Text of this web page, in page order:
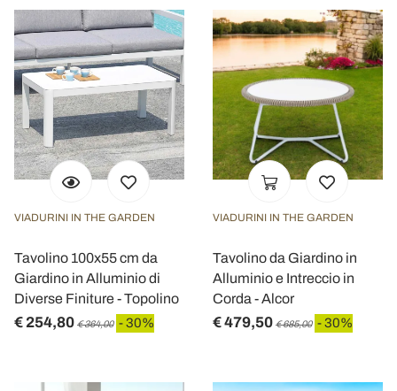
VIADURINI IN THE GARDEN
Tavolino 100x55 cm da
Giardino in Alluminio di
Diverse Finiture - Topolino
€ 254,80 € 364,00 - 30%
VIADURINI IN THE GARDEN
Tavolino da Giardino in
Alluminio e Intreccio in
Corda - Alcor
€ 479,50 € 685,00 - 30%